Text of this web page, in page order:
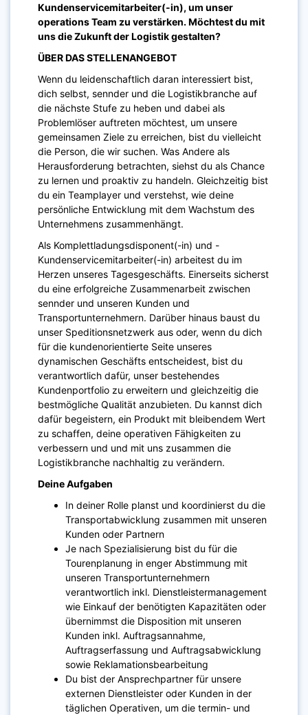
Kundenservicemitarbeiter(-in), um unser
operations Team zu verstärken. Möchtest du mit
uns die Zukunft der Logistik gestalten?
ÜBER DAS STELLENANGEBOT
Wenn du leidenschaftlich daran interessiert bist,
dich selbst, sennder und die Logistikbranche auf
die nächste Stufe zu heben und dabei als
Problemlöser auftreten möchtest, um unsere
gemeinsamen Ziele zu erreichen, bist du vielleicht
die Person, die wir suchen. Was Andere als
Herausforderung betrachten, siehst du als Chance
zu lernen und proaktiv zu handeln. Gleichzeitig bist
du ein Teamplayer und verstehst, wie deine
persönliche Entwicklung mit dem Wachstum des
Unternehmens zusammenhängt.
Als Komplettladungsdisponent(-in) und -
Kundenservicemitarbeiter(-in) arbeitest du im
Herzen unseres Tagesgeschäfts. Einerseits sicherst
du eine erfolgreiche Zusammenarbeit zwischen
sennder und unseren Kunden und
Transportunternehmern. Darüber hinaus baust du
unser Speditionsnetzwerk aus oder, wenn du dich
für die kundenorientierte Seite unseres
dynamischen Geschäfts entscheidest, bist du
verantwortlich dafür, unser bestehendes
Kundenportfolio zu erweitern und gleichzeitig die
bestmögliche Qualität anzubieten. Du kannst dich
dafür begeistern, ein Produkt mit bleibendem Wert
zu schaffen, deine operativen Fähigkeiten zu
verbessern und und mit uns zusammen die
Logistikbranche nachhaltig zu verändern.
Deine Aufgaben
In deiner Rolle planst und koordinierst du die
Transportabwicklung zusammen mit unseren
Kunden oder Partnern
Je nach Spezialisierung bist du für die
Tourenplanung in enger Abstimmung mit
unseren Transportunternehmern
verantwortlich inkl. Dienstleistermanagement
wie Einkauf der benötigten Kapazitäten oder
übernimmst die Disposition mit unseren
Kunden inkl. Auftragsannahme,
Auftragserfassung und Auftragsabwicklung
sowie Reklamationsbearbeitung
Du bist der Ansprechpartner für unsere
externen Dienstleister oder Kunden in der
täglichen Operativen, um die termin- und